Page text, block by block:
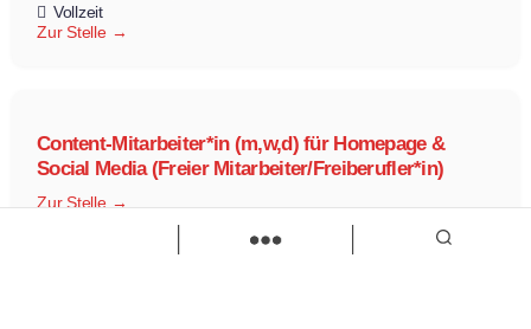
Vollzeit
Zur Stelle
Content-Mitarbeiter*in (m,w,d) für Homepage &
Social Media (Freier Mitarbeiter/Freiberufler*in)
Zur Stelle